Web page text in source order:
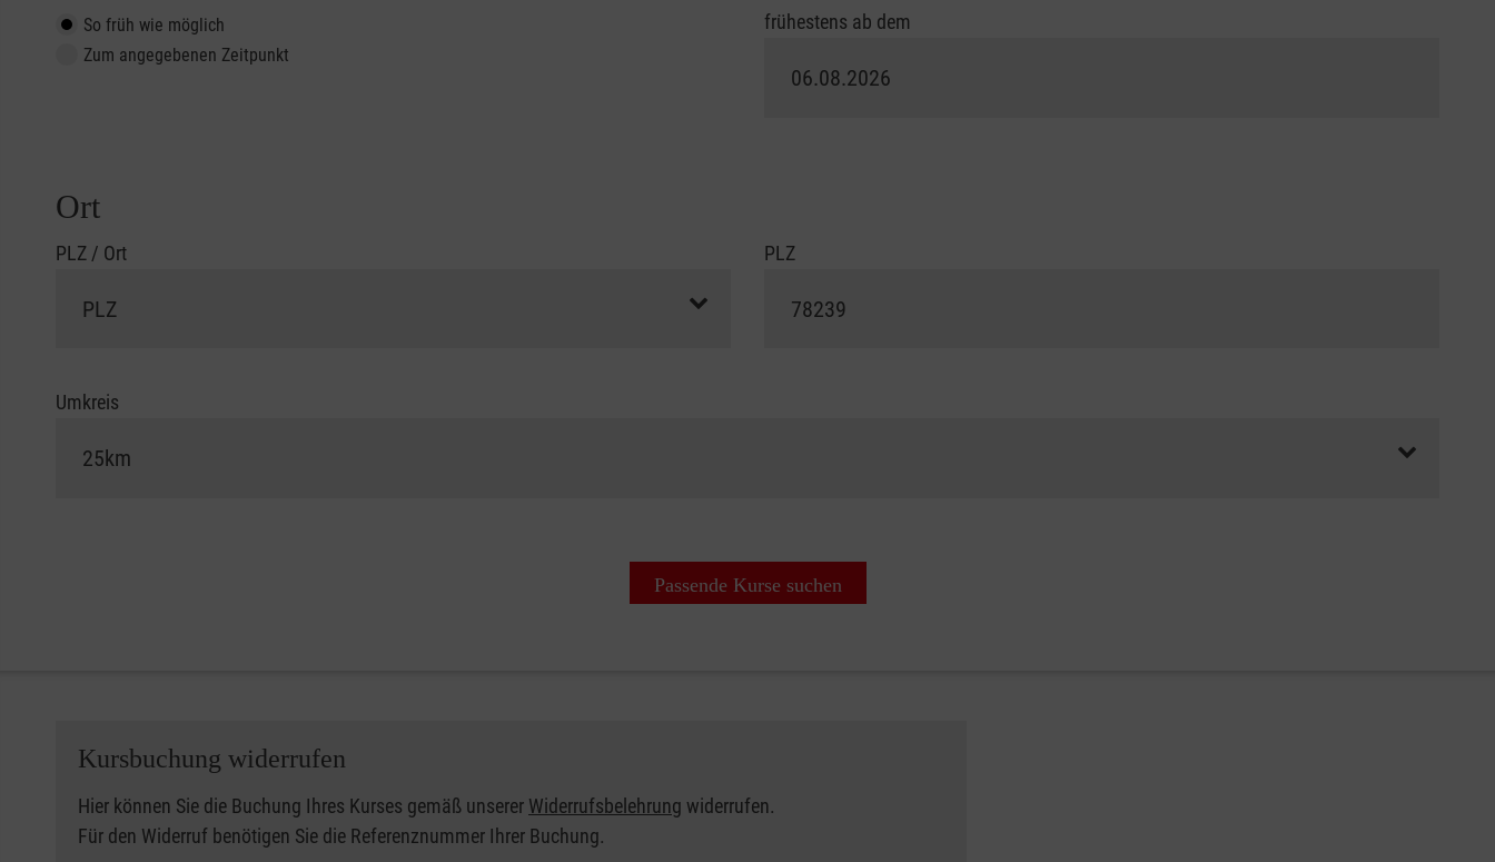
So früh wie möglich
Zum angegebenen Zeitpunkt
frühestens ab dem
Ort
PLZ / Ort PLZ
Umkreis
Passende Kurse suchen
Kursbuchung widerrufen
Hier können Sie die Buchung Ihres Kurses gemäß unserer Widerrufsbelehrung widerrufen.
Für den Widerruf benötigen Sie die Referenznummer Ihrer Buchung.